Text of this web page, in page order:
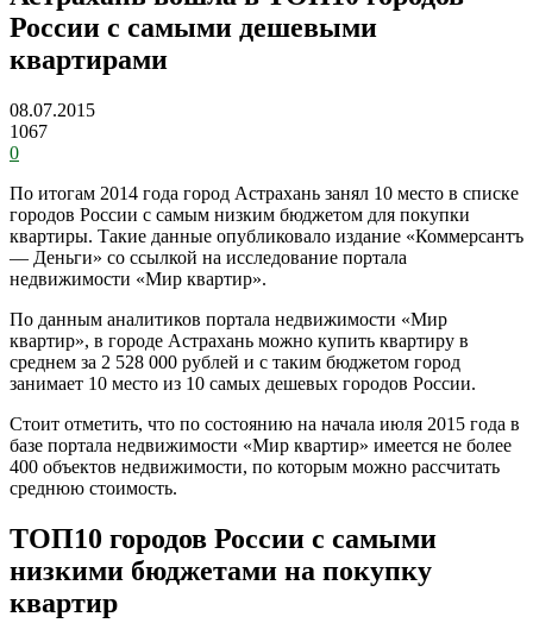
России с самыми дешевыми
квартирами
08.07.2015
1067
0
По итогам 2014 года город Астрахань занял 10 место в списке
городов России с самым низким бюджетом для покупки
квартиры. Такие данные опубликовало издание «Коммерсантъ
— Деньги» со ссылкой на исследование портала
недвижимости «Мир квартир».
По данным аналитиков портала недвижимости «Мир
квартир», в городе Астрахань можно купить квартиру в
среднем за 2 528 000 рублей и с таким бюджетом город
занимает 10 место из 10 самых дешевых городов России.
Стоит отметить, что по состоянию на начала июля 2015 года в
базе портала недвижимости «Мир квартир» имеется не более
400 объектов недвижимости, по которым можно рассчитать
среднюю стоимость.
ТОП10 городов России с самыми
низкими бюджетами на покупку
квартир